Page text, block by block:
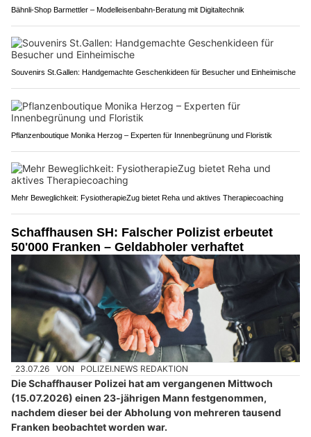
Bähnli-Shop Barmettler – Modelleisenbahn-Beratung mit Digitaltechnik
Souvenirs St.Gallen: Handgemachte Geschenkideen für Besucher und Einheimische
Pflanzenboutique Monika Herzog – Experten für Innenbegrünung und Floristik
Mehr Beweglichkeit: FysiotherapieZug bietet Reha und aktives Therapiecoaching
Schaffhausen SH: Falscher Polizist erbeutet
50'000 Franken – Geldabholer verhaftet
23.07.26 VON POLIZEI.NEWS REDAKTION
Die Schaffhauser Polizei hat am vergangenen Mittwoch
(15.07.2026) einen 23-jährigen Mann festgenommen,
nachdem dieser bei der Abholung von mehreren tausend
Franken beobachtet worden war.